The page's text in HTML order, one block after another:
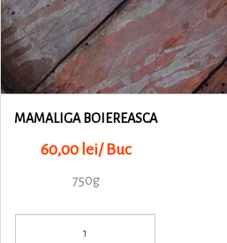
MAMALIGA BOIEREASCA
60,00 lei/ Buc
750g